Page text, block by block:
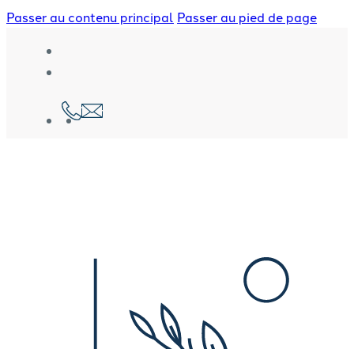
Passer au contenu principal Passer au pied de page